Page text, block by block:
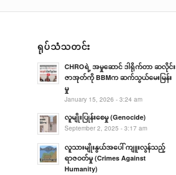
ရုပ်သံသတင်း
CHROရဲ့ အမှုဆောင် ဒါရိုက်တာ ဆလိုင်း
ဇာအုတ်ကို BBMက ဆက်သွယ်မေးမြန်း
မှု
January 15, 2026 - 3:24 am
လူမျိုးပြုန်းစေမှု (Genocide)
September 2, 2025 - 3:17 am
လူသားမျိုးနွယ်အပေါ် ကျူးလွန်သည့်
ရာဇဝတ်မှု (Crimes Against
Humanity)